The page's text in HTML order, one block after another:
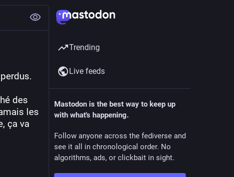
des
les
ça va
Trending
Live feeds
Mastodon is the best way to keep up
with what's happening.
Follow anyone across the fediverse and
see it all in chronological order. No
algorithms, ads, or clickbait in sight.